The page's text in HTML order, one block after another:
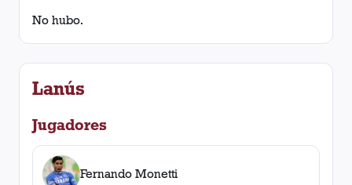
No hubo.
Lanús
Jugadores
Fernando Monetti